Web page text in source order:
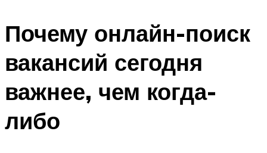
Почему онлайн-поиск
вакансий сегодня
важнее, чем когда-
либо